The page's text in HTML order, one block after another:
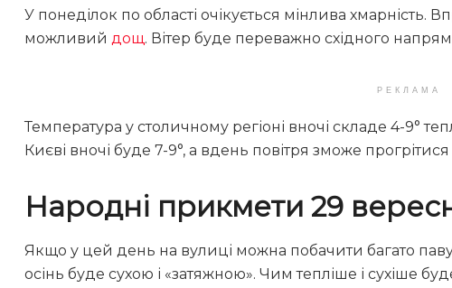
У понеділок по області очікується мінлива
можливий дощ. Вітер буде переважно східного
РЕКЛАМА
Температура у столичному регіоні вночі складе 4-9°
Києві вночі буде 7-9°, а вдень повітря зможе прогрітися
Народні прикмети 29
Якщо у цей день на вулиці можна побачити багато
осінь буде сухою і «затяжною». Чим тепліше і сухіше